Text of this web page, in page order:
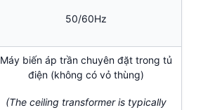
50/60Hz
Máy biến áp trần chuyên đặt trong tủ
điện (không có vỏ thùng)
(The ceiling transformer is typically